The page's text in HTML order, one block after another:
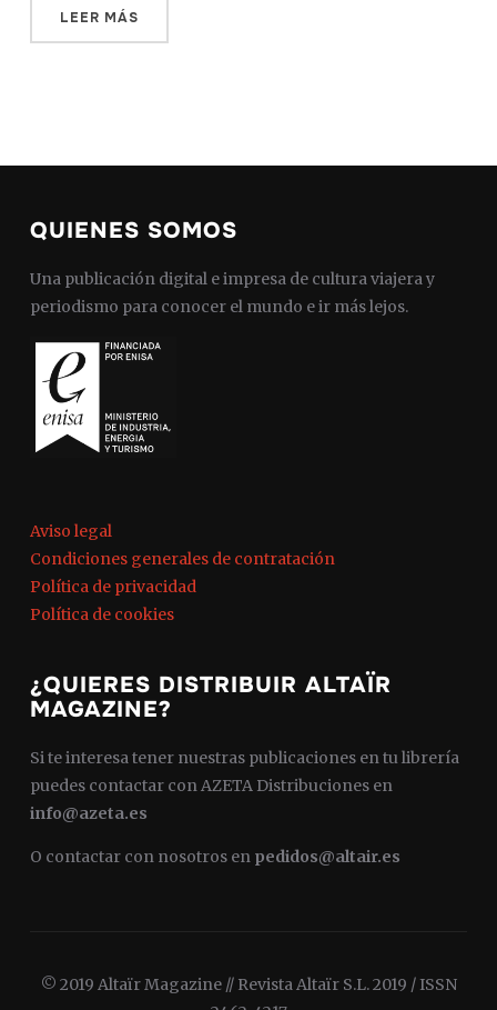
LEER MÁS
QUIENES SOMOS
Una publicación digital e impresa de cultura viajera y
periodismo para conocer el mundo e ir más lejos.
Aviso legal
Condiciones generales de contratación
Política de privacidad
Política de cookies
¿QUIERES DISTRIBUIR ALTAÏR
MAGAZINE?
Si te interesa tener nuestras publicaciones en tu librería
puedes contactar con AZETA Distribuciones en
info@azeta.es
O contactar con nosotros en pedidos@altair.es
© 2019 Altaïr Magazine // Revista Altaïr S.L. 2019 / ISSN